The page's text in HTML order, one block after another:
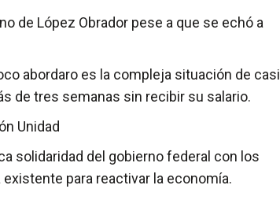
de López Obrador pese a que se echó a
abordaro es la compleja situación de casi
de tres semanas sin recibir su salario.
Unidad
solidaridad del gobierno federal con los
para reactivar la economía.